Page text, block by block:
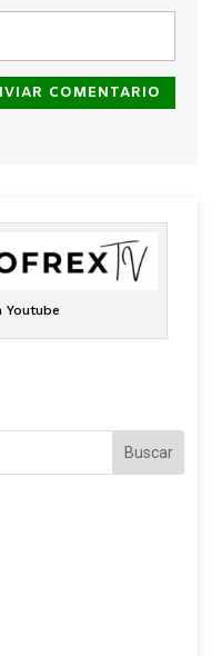
COMENTARIO
Youtube